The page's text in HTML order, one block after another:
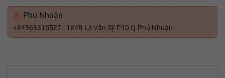
Phú Nhuận
+84363315527 - 184B Lê Văn Sỹ P10 Q.Phú Nhuận